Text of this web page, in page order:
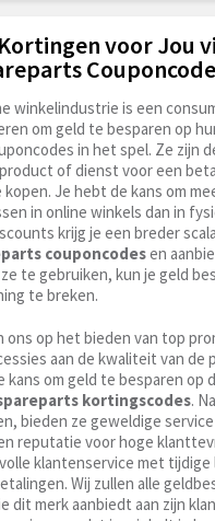
voor Jou
winkelindustrie is een
om geld te besparen op
in het spel. Ze zijn
of dienst voor een
Je hebt de kans om
in online winkels dan in
krijg je een breder
couponcodesen
te gebruiken, kun je geld
te breken.
ons op het bieden van top
aan de kwaliteit van de
kans om geld te besparen op
kortingscodes.
bieden ze geweldige
reputatie voor hoge
klantenservice met
Wij zullen alle
dit merk aanbiedt aan zijn